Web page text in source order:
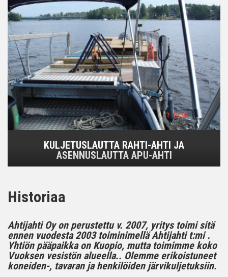
KULJETUSLAUTTA RAHTI-AHTI JA
ASENNUSLAUTTA APU-AHTI
Historiaa
Ahtijahti Oy on perustettu v. 2007, yritys toimi sitä
ennen vuodesta 2003 toiminimellä Ahtijahti t:mi .
Yhtiön pääpaikka on Kuopio, mutta toimimme koko
Vuoksen vesistön alueella.. Olemme erikoistuneet
koneiden-, tavaran ja henkilöiden järvikuljetuksiin.